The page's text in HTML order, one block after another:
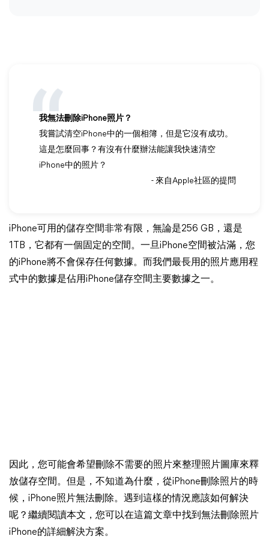
我無法刪除iPhone照片？
我嘗試清空iPhone中的一個相簿，但是它沒有成功。
這是怎麼回事？有沒有什麼辦法能讓我快速清空
iPhone中的照片？
- 來自Apple社區的提問
iPhone可用的儲存空間非常有限，無論是256 GB，還是
1TB，它都有一個固定的空間。一旦iPhone空間被沾滿，您
的iPhone將不會保存任何數據。而我們最長用的照片應用程
式中的數據是佔用iPhone儲存空間主要數據之一。
因此，您可能會希望刪除不需要的照片來整理照片圖庫來釋
放儲存空間。但是，不知道為什麼，從iPhone刪除照片的時
候，iPhone照片無法刪除。遇到這樣的情況應該如何解決
呢？繼續閱讀本文，您可以在這篇文章中找到無法刪除照片
iPhone的詳細解決方案。